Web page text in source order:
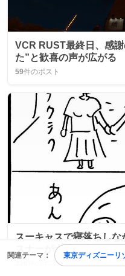
関連テーマ： 東京ディズニーリ
VCR RUST最終日、感
た”と歓喜の声が広がる
59件のポスト
スーキャスで寝落ちし
スナーが大盛り上がり
件のポスト